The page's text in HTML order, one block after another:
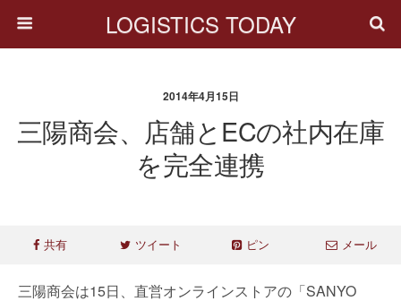
LOGISTICS TODAY
2014年4月15日
三陽商会、店舗とECの社内在庫
を完全連携
共有 ツイート ピン メール
三陽商会は15日、直営オンラインストアの「SANYO